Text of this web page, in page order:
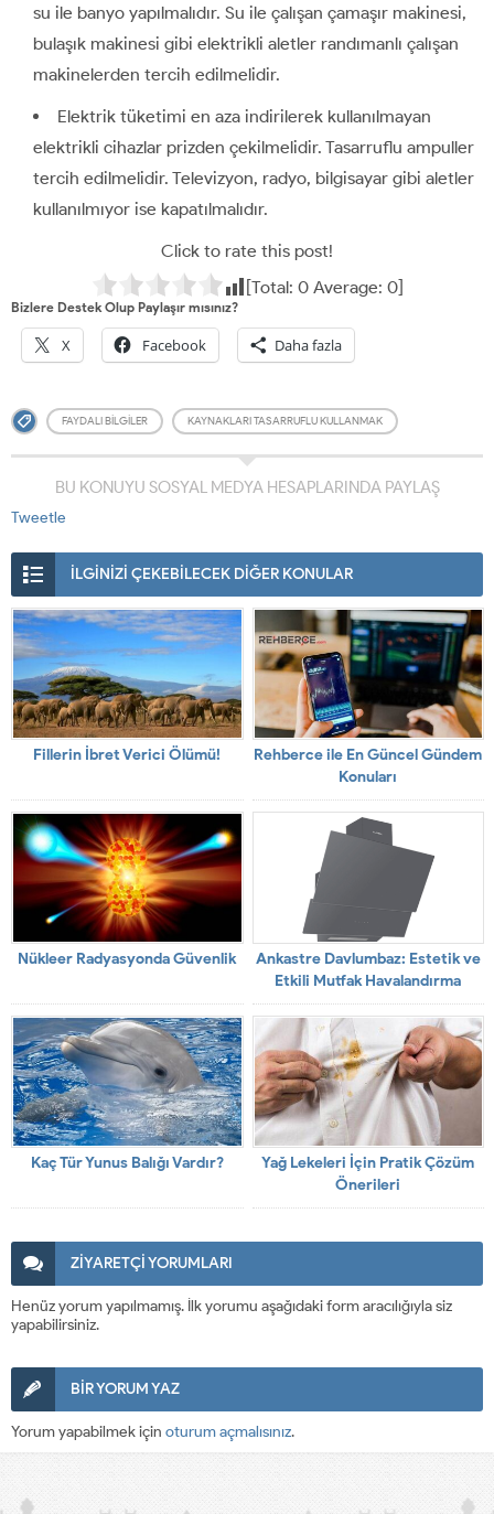
su ile banyo yapılmalıdır. Su ile çalışan çamaşır makinesi,
bulaşık makinesi gibi elektrikli aletler randımanlı çalışan
makinelerden tercih edilmelidir.
Elektrik tüketimi en aza indirilerek kullanılmayan
elektrikli cihazlar prizden çekilmelidir. Tasarruflu ampuller
tercih edilmelidir. Televizyon, radyo, bilgisayar gibi aletler
kullanılmıyor ise kapatılmalıdır.
Click to rate this post!
[Total: 0Average: 0]
Bizlere Destek Olup Paylaşır mısınız?
X Facebook Daha fazla
FAYDALI BILGILER KAYNAKLARI TASARRUFLU KULLANMAK
BU KONUYU SOSYAL MEDYA HESAPLARINDA PAYLAŞ
Tweetle
İLGİNİZİ ÇEKEBİLECEK DİĞER KONULAR
Fillerin İbret Verici Ölümü!
Rehberce ile En Güncel Gündem
Konuları
Nükleer Radyasyonda Güvenlik
Ankastre Davlumbaz: Estetik ve
Etkili Mutfak Havalandırma
Çözümü
Kaç Tür Yunus Balığı Vardır?
Yağ Lekeleri İçin Pratik Çözüm
Önerileri
ZİYARETÇİ YORUMLARI
Henüz yorum yapılmamış. İlk yorumu aşağıdaki form aracılığıyla siz
yapabilirsiniz.
BİR YORUM YAZ
Yorum yapabilmek için oturum açmalısınız.